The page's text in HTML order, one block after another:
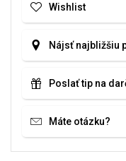
Wishlist
Nájsť najbližšiu
Poslať tip na
Máte otázku?